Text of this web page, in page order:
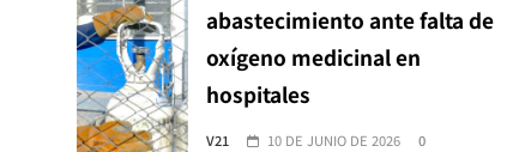
abastecimiento ante falta de
oxígeno medicinal en
hospitales
V21 10 DE JUNIO DE 2026 0